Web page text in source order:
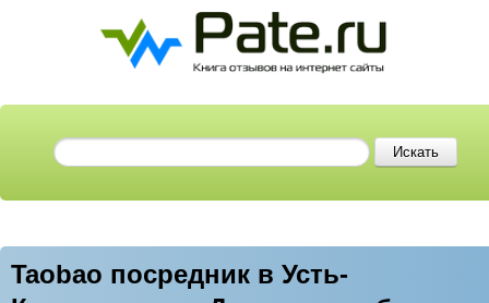
Taobao посредник в Усть-